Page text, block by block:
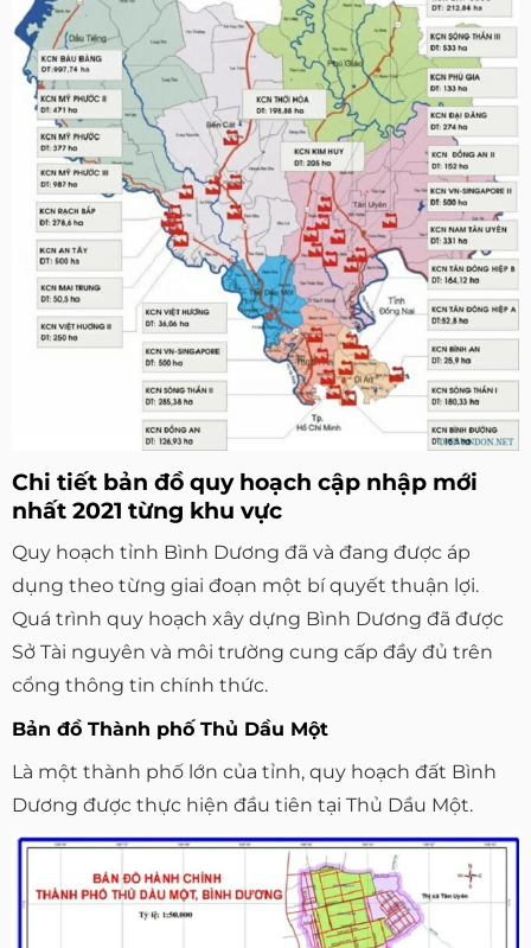
Chi tiết bản đồ quy hoạch cập nhập mới
nhất 2021 từng khu vực
Quy hoạch tỉnh Bình Dương đã và đang được áp
dụng theo từng giai đoạn một bí quyết thuận lợi.
Quá trình quy hoạch xây dựng Bình Dương đã được
Sở Tài nguyên và môi trường cung cấp đầy đủ trên
cổng thông tin chính thức.
Bản đồ Thành phố Thủ Dầu Một
Là một thành phố lớn của tỉnh, quy hoạch đất Bình
Dương được thực hiện đầu tiên tại Thủ Dầu Một.